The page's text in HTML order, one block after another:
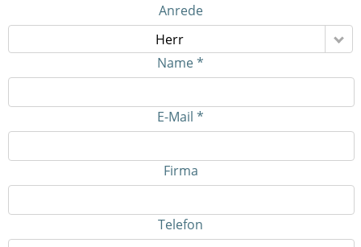
Anrede
Herr
Name *
E-Mail *
Firma
Telefon